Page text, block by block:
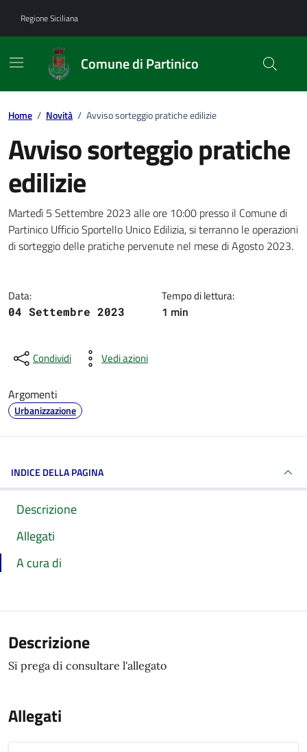
Regione Siciliana
Comune di Partinico
Home / Novità / Avviso sorteggio pratiche edilizie
Avviso sorteggio pratiche
edilizie
Dettagli della notizia
Martedì 5 Settembre 2023 alle ore 10:00 presso il Comune di
Partinico Ufficio Sportello Unico Edilizia, si terranno le operazioni
di sorteggio delle pratiche pervenute nel mese di Agosto 2023.
Data:
04 Settembre 2023
Tempo di lettura:
1 min
Condividi Vedi azioni
Argomenti
Urbanizzazione
INDICE DELLA PAGINA
Descrizione
Allegati
A cura di
Descrizione
Si prega di consultare l'allegato
Allegati